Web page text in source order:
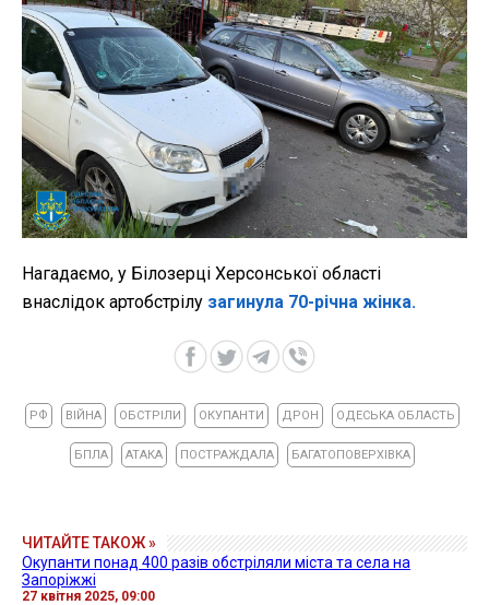
Нагадаємо, у Білозерці Херсонської області
внаслідок артобстрілу загинула 70-річна жінка.
РФ ВІЙНА ОБСТРІЛИ ОКУПАНТИ ДРОН ОДЕСЬКА ОБЛАСТЬ
БПЛА АТАКА ПОСТРАЖДАЛА БАГАТОПОВЕРХІВКА
ЧИТАЙТЕ ТАКОЖ »
Окупанти понад 400 разів обстріляли міста та села на
Запоріжжі
27 квітня 2025, 09:00